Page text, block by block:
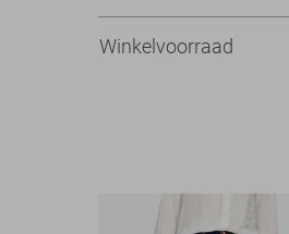
Winkelvoorraad